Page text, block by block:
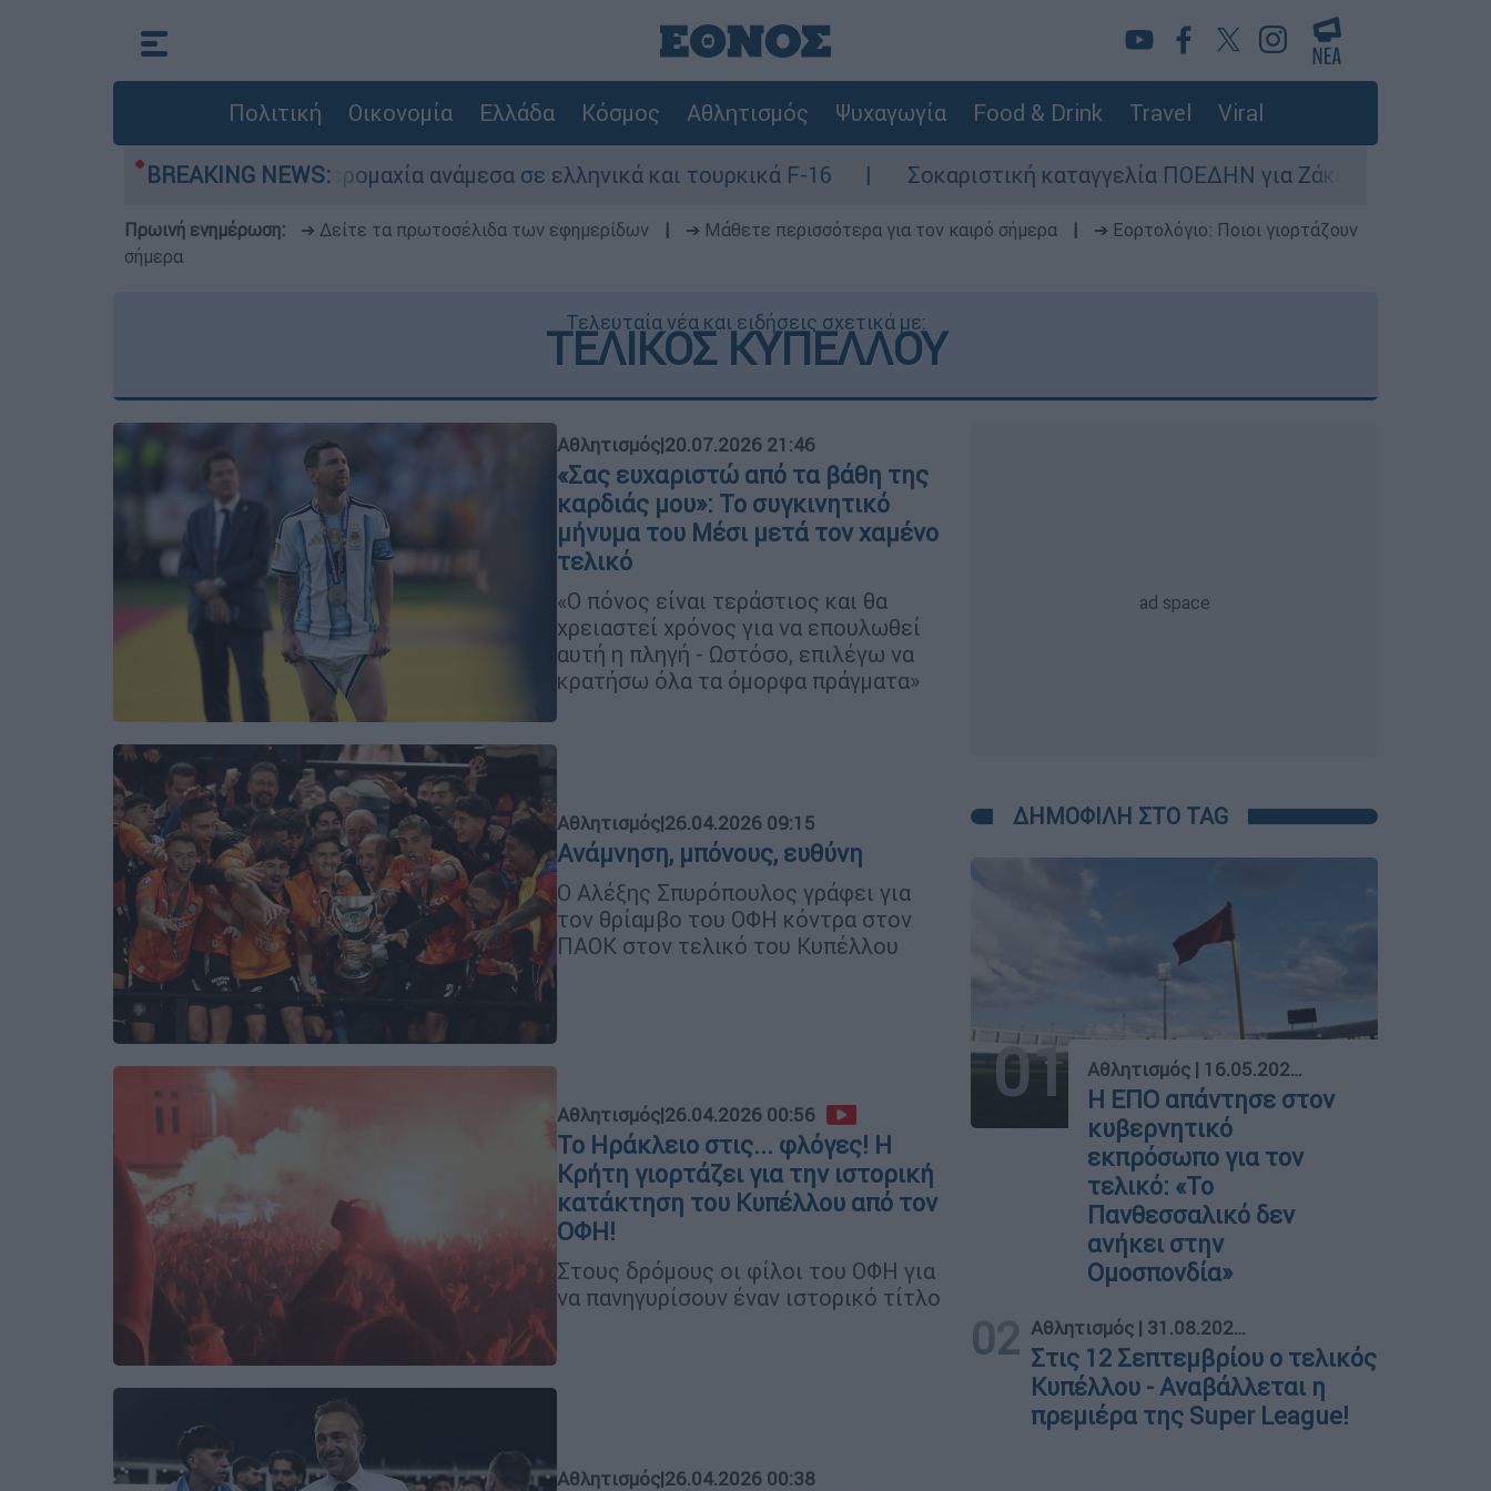
Πολιτική Οικονομία Ελλάδα Κόσμος Αθλητισμός Ψυχαγωγία Food & Drink Travel Viral
BREAKING NEWS:
Εικονική αερομαχία ανάμεσα σε ελληνικά και τουρκικά F-16 Σοκαριστική καταγγελία ΠΟΕΔΗΝ για Ζάκυνθο: Οκτώ γυναίκες
Πρωινή ενημέρωση: ➔ Δείτε τα πρωτοσέλιδα των εφημερίδων ➔ Μάθετε περισσότερα για τον καιρό σήμερα
➔ Εορτολόγιο: Ποιοι γιορτάζουν
σήμερα
Τελευταία νέα και ειδήσεις σχετικά με:
ΤΕΛΙΚΟΣ ΚΥΠΕΛΛΟΥ
Αθλητισμός|20.07.2026 21:46
«Σας ευχαριστώ από τα βάθη της
καρδιάς μου»: Το συγκινητικό
μήνυμα του Μέσι μετά τον χαμένο
τελικό
«Ο πόνος είναι τεράστιος και θα
χρειαστεί χρόνος για να επουλωθεί
αυτή η πληγή - Ωστόσο, επιλέγω να
κρατήσω όλα τα όμορφα πράγματα»
Αθλητισμός|26.04.2026 09:15
Ανάμνηση, μπόνους, ευθύνη
Ο Αλέξης Σπυρόπουλος γράφει για
τον θρίαμβο του ΟΦΗ κόντρα στον
ΠΑΟΚ στον τελικό του Κυπέλλου
Αθλητισμός|26.04.2026 00:56
Το Ηράκλειο στις... φλόγες! Η
Κρήτη γιορτάζει για την ιστορική
κατάκτηση του Κυπέλλου από τον
ΟΦΗ!
Στους δρόμους οι φίλοι του ΟΦΗ για
να πανηγυρίσουν έναν ιστορικό τίτλο
Αθλητισμός|26.04.2026 00:38
ΔΗΜΟΦΙΛΗ ΣΤΟ TAG
01 Αθλητισμός | 16.05.2024 15:42
Η ΕΠΟ απάντησε στον
κυβερνητικό
εκπρόσωπο για τον
τελικό: «Το
Πανθεσσαλικό δεν
ανήκει στην
Ομοσπονδία»
02 Αθλητισμός | 31.08.2020 23:41
Στις 12 Σεπτεμβρίου ο τελικός
Κυπέλλου - Αναβάλλεται η
πρεμιέρα της Super League!